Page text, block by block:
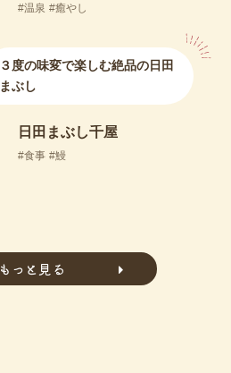
温泉 癒やし
３度の味変で楽しむ絶品の日田
まぶし
日田まぶし千屋
食事 鰻
もっと見る